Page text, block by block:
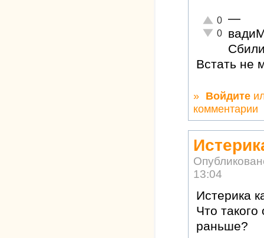
Отлично!
0
Неадекватно!
0
—
Встать не
» Войдите
комментарии
13:04
Истерика
Что
раньше?